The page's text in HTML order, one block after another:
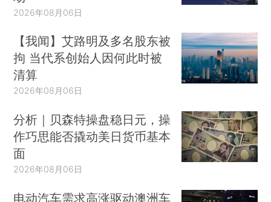
2026年08月06日
【我闻】艾路明及多名股东被
拘 当代系创始人因何此时被
清算
2026年08月06日
分析｜贝森特操盘稳日元，操
作巧思能否撬动美日货币基本
面
2026年08月06日
电动汽车需求高涨驱动澳洲车